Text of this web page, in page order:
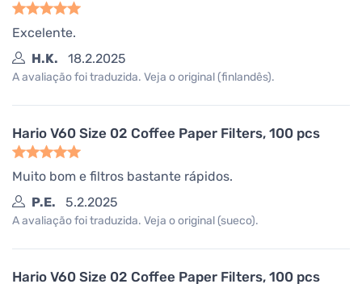
Excelente.
H.K.
18.2.2025
A avaliação foi traduzida. Veja o original (finlandês).
Hario V60 Size 02 Coffee Paper Filters, 100 pcs
Muito bom e filtros bastante rápidos.
P.E.
5.2.2025
A avaliação foi traduzida. Veja o original (sueco).
Hario V60 Size 02 Coffee Paper Filters, 100 pcs